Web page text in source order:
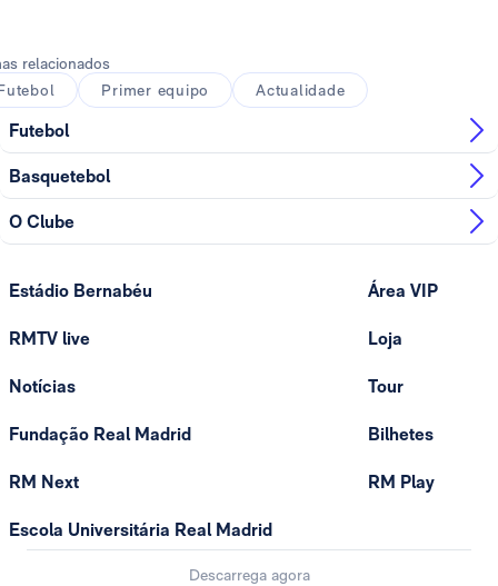
relacionados
Primer equipo Actualidade
Futebol
Basquetebol
O Clube
Estádio Bernabéu
RMTV live
Notícias
Fundação Real Madrid
RM Next
Escola Universitária Real Madrid
Área VIP
Loja
Tour
Bilhetes
RM Play
Descarrega agora